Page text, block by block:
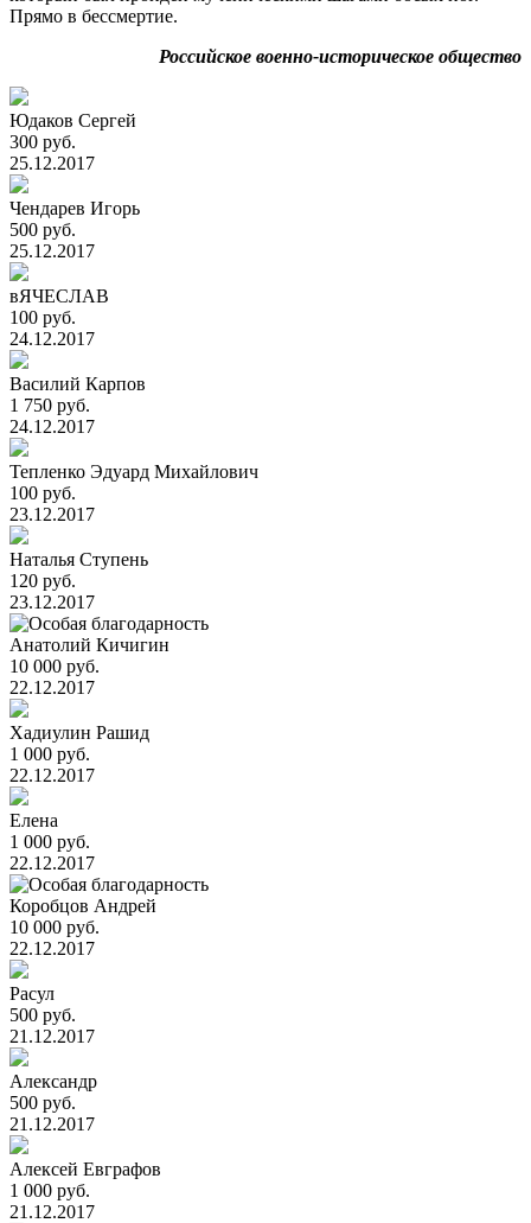
Прямо в бессмертие.
Российское военно-историческое общество
Юдаков Сергей
300 руб.
25.12.2017
Чендарев Игорь
500 руб.
25.12.2017
вЯЧЕСЛАВ
100 руб.
24.12.2017
Василий Карпов
1 750 руб.
24.12.2017
Тепленко Эдуард Михайлович
100 руб.
23.12.2017
Наталья Ступень
120 руб.
23.12.2017
Анатолий Кичигин
10 000 руб.
22.12.2017
Хадиулин Рашид
1 000 руб.
22.12.2017
Елена
1 000 руб.
22.12.2017
Коробцов Андрей
10 000 руб.
22.12.2017
Расул
500 руб.
21.12.2017
Александр
500 руб.
21.12.2017
Алексей Евграфов
1 000 руб.
21.12.2017